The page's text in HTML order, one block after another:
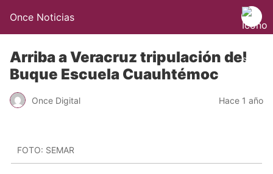
Once Noticias
Arriba a Veracruz tripulación del
Buque Escuela Cuauhtémoc
Once Digital Hace 1 año
FOTO: SEMAR